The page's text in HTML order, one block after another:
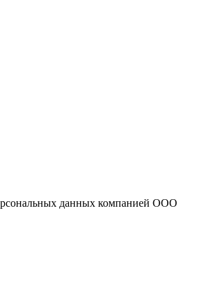
данных компанией ООО